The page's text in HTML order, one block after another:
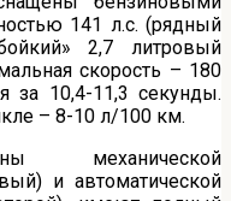
141 л.с. (рядный
2,7 литровый
скорость – 180
за 10,4-11,3 секунды.
– 8-10 л/100 км.
механической
и автоматической